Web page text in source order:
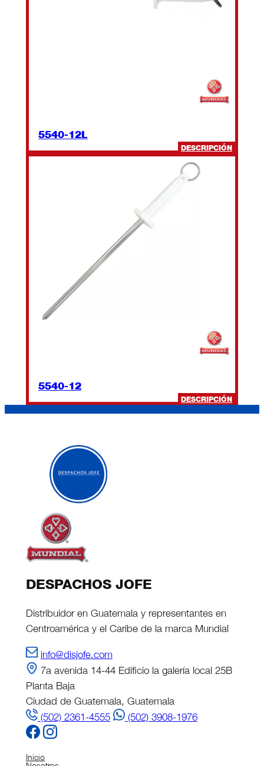
5540-12L
DESCRIPCIÓN:
5540-
5540-12
DESCRIPCIÓN:
DESPACHOS JOFE
Distribuidor en Guatemala y representantes en
Centroamérica y el Caribe de la marca Mundial
info@disjofe.com
7a avenida 14-44 Edificio la galería local 25B
Planta Baja
Ciudad de Guatemala, Guatemala
(502) 2361-4555
(502) 3908-1976
Inicio